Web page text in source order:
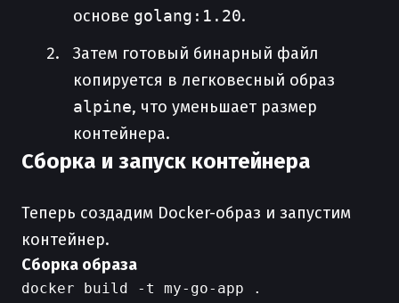
основе golang:1.20.
Затем готовый бинарный файл
копируется в легковесный образ
alpine, что уменьшает размер
контейнера.
Сборка и запуск контейнера
Теперь создадим Docker-образ и запустим
контейнер.
Сборка образа